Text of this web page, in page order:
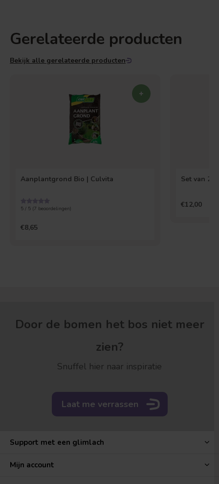
Gerelateerde producten
Bekijk alle gerelateerde producten
Aanplantgrond Bio | Culvita
5 / 5 (7 beoordelingen)
€8,65
Set van 2
€12,00
Door de bomen het bos niet meer
zien?
Snuffel hier naar inspiratie
Laat me verrassen
Support met een glimlach
Mijn account